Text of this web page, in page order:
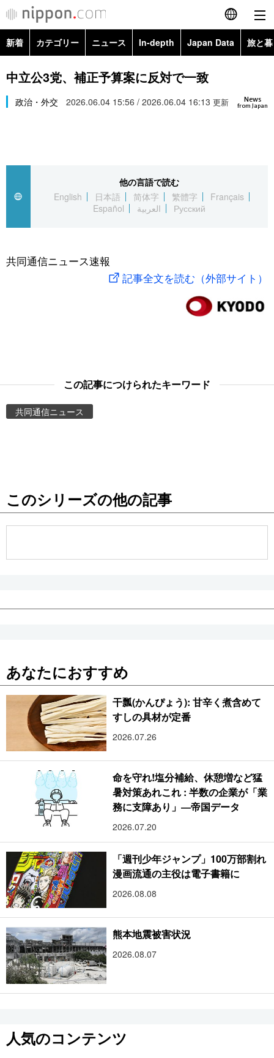
English
简体字
繁體字
العربية
社会
旅と暮らし
東京
新着 カテゴリー ニュース In-depth Japan Data 旅と
政治・外交
経済・ビジネス
社会
文化
科学・技術
暮らし
Images
お知らせ
中立公3党、補正予算案に反対で一致
News
from Japan
政治・外交 2026.06.04 15:56 / 2026.06.04 16:13 更新
他の言語で読む
English
日本語 简体字 繁體字
Français
Español
العربية Русский
共同通信ニュース速報
記事全文を読む（外部サイト）
この記事につけられたキーワード
共同通信ニュース
このシリーズの他の記事
あなたにおすすめ
干瓢(かんぴょう): 甘辛く煮含めて
すしの具材が定番
2026.07.26
命を守れ!塩分補給、休憩増など猛
暑対策あれこれ : 半数の企業が「業
務に支障あり」―帝国データ
2026.07.20
「週刊少年ジャンプ」100万部割れ
漫画流通の主役は電子書籍に
2026.08.08
熊本地震被害状況
2026.08.07
人気のコンテンツ